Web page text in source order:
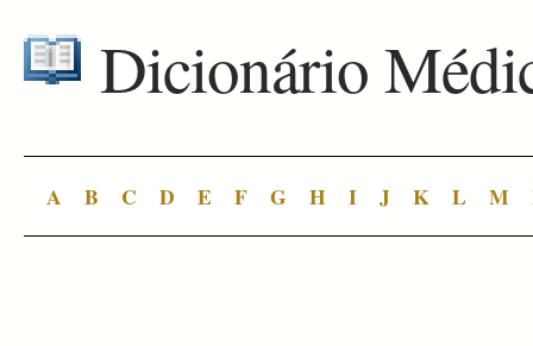
Dicionário
A B C D E F G H I J K L M